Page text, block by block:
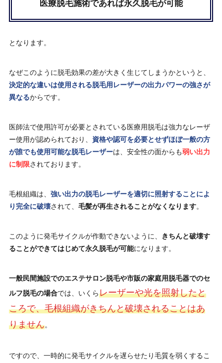
医療脱毛施術であれば永久脱毛が可能
となります。
なぜこのように脱毛効果の差が大きく生じてしまうかというと、
決定的な違いは使用される脱毛用レーザーの出力パワーの強さが
異なるからです。
医師法で使用許可が必要とされている医療用脱毛は強力なレーザ
ー使用が認められており、 資格や認可を必要とせずほぼ一般の方
が誰でも使用可能な脱毛レーザーは、安全性の面からも弱い出力
に制限されております。
毛根組織は、 強い出力の脱毛レーザーを適切に照射することによ
り完全に破壊されて、 毛髪が再生されることがなくなります。
このように発毛サイクルが作動できないように、
きちんと破壊す
ることができてはじめて永久脱毛が可能になります。
一般民間施設でのエステサロン脱毛や市販の家庭用脱毛器でのセ
ルフ脱毛の場合では、いくらレーザーや光を照射したと
ころで、毛根組織がきちんと破壊されることはあ
りません。
ですので、一時的に発毛サイクルを遅らせたり毛質を弱くするこ